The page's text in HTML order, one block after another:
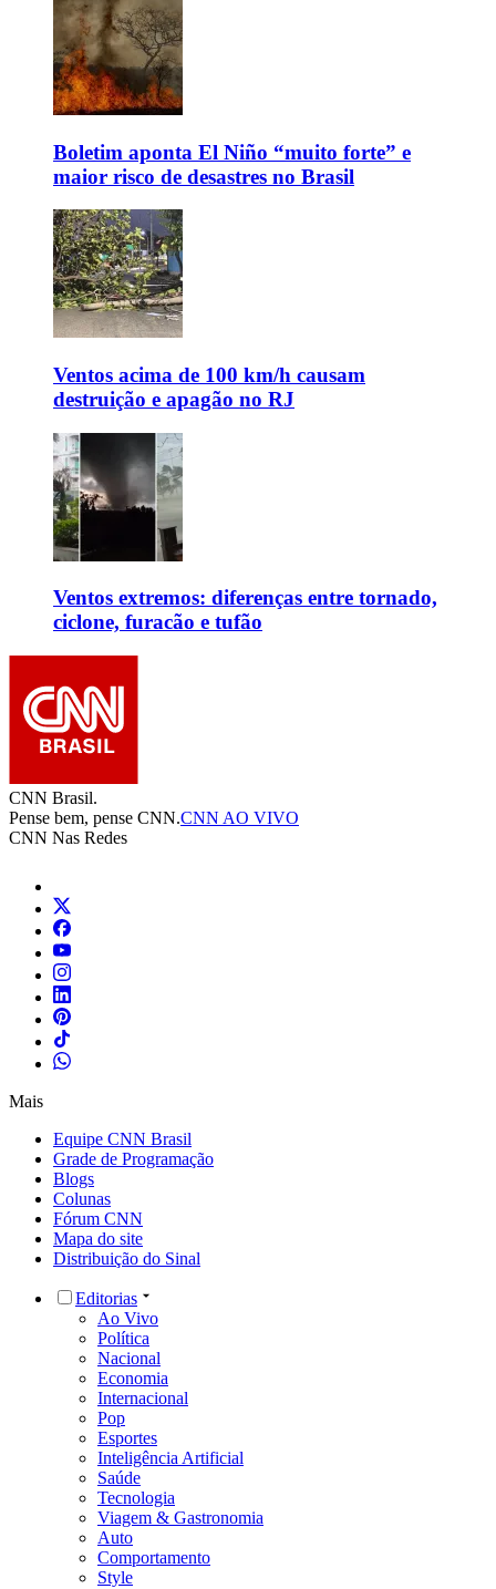
Boletim aponta El Niño “muito forte” e
maior risco de desastres no Brasil
Ventos acima de 100 km/h causam
destruição e apagão no RJ
Ventos extremos: diferenças entre tornado,
ciclone, furacão e tufão
CNN Brasil.
Pense bem, pense CNN.CNN AO VIVO
CNN Nas Redes
Mais
Equipe CNN Brasil
Grade de Programação
Blogs
Colunas
Fórum CNN
Mapa do site
Distribuição do Sinal
Editorias
Ao Vivo
Política
Nacional
Economia
Internacional
Pop
Esportes
Inteligência Artificial
Saúde
Tecnologia
Viagem & Gastronomia
Auto
Comportamento
Style